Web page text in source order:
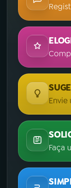
Envie
Faça